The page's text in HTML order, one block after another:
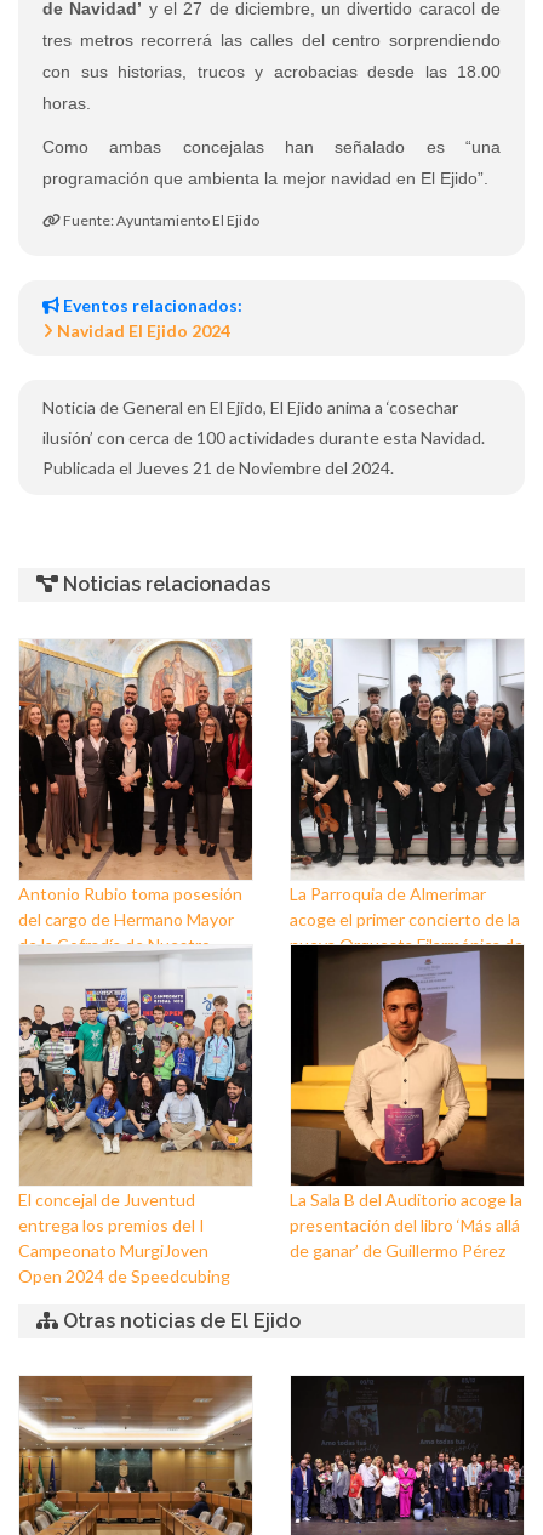
de Navidad’ y el 27 de diciembre, un divertido caracol de
tres metros recorrerá las calles del centro sorprendiendo
con sus historias, trucos y acrobacias desde las 18.00
horas.
Como ambas concejalas han señalado es “una
programación que ambienta la mejor navidad en El Ejido”.
Fuente: Ayuntamiento El Ejido
Eventos relacionados:
Navidad El Ejido 2024
Noticia de General en El Ejido, El Ejido anima a ‘cosechar
ilusión’ con cerca de 100 actividades durante esta Navidad.
Publicada el Jueves 21 de Noviembre del 2024.
Noticias relacionadas
Antonio Rubio toma posesión
del cargo de Hermano Mayor
de la Cofradía de Nuestro
Padre Jesús Nazareno y
Nuestra Señora de los Dolores
de Balerma
La Parroquia de Almerimar
acoge el primer concierto de la
nueva Orquesta Filarmónica de
El concejal de Juventud
entrega los premios del I
Campeonato MurgiJoven
Open 2024 de Speedcubing
La Sala B del Auditorio acoge la
presentación del libro ‘Más allá
de ganar’ de Guillermo Pérez
Otras noticias de El Ejido